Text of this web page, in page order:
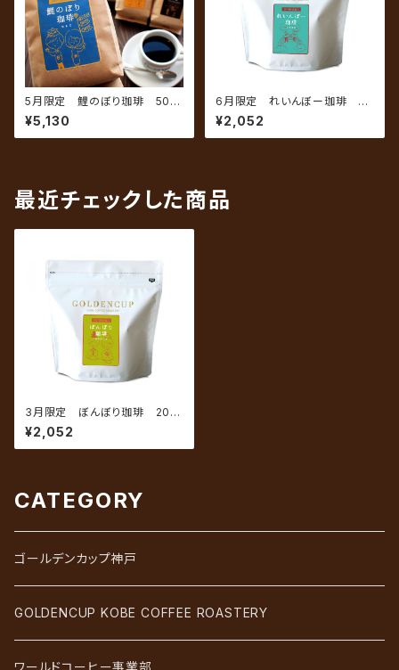
5月限定 鯉のぼり珈琲 500
g（約50杯分）
¥5,130
6月限定 れいんぼー珈琲 20
0g（約20杯分）
¥2,052
最近チェックした商品
3月限定 ぼんぼり珈琲 200
g（約20杯分）
¥2,052
CATEGORY
ゴールデンカップ神戸
GOLDENCUP KOBE COFFEE ROASTERY
ワールドコーヒー事業部